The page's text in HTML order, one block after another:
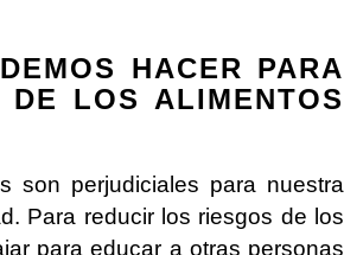
HACER PARA
LOS ALIMENTOS
son perjudiciales para nuestra
Para reducir los riesgos de los
para educar a otras personas